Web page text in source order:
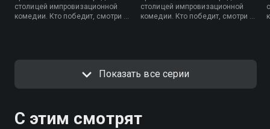
столицей импровизационной
комедии. Кто победит, смотри в
столицей импровизационной
комедии. Кто победит, смотри в
Показать все серии
С этим смотрят